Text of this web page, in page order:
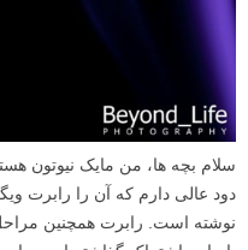
سلام بچه ها، من مایک نیوتون
دود عالی دارم که آن را رابرت
نوشته است. رابرت همچنین